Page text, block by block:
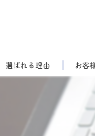
選ばれる理由 お客